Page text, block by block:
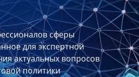
сферы
для экспертной
актуальных вопросов
политики